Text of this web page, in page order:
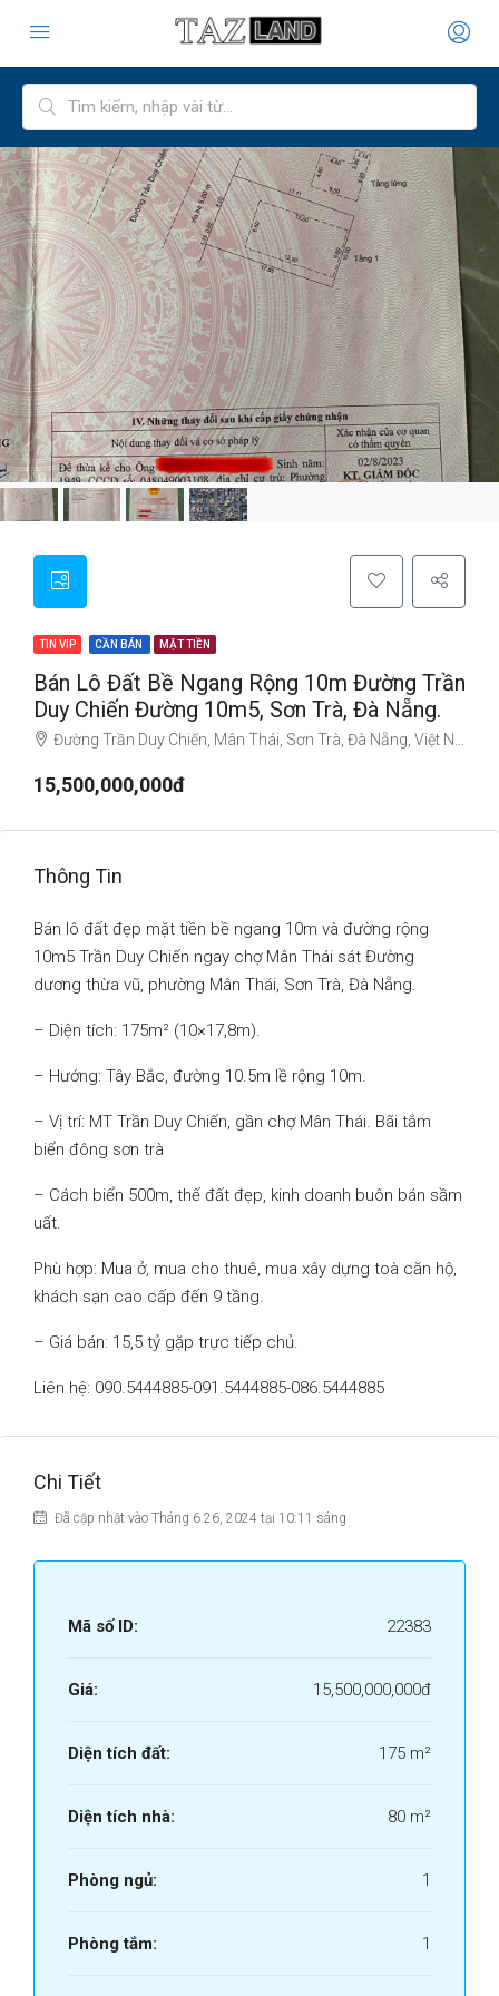
TIN VIP CẦN BÁN MẶT TIỀN
Bán Lô Đất Bề Ngang Rộng 10m Đường Trần
Duy Chiến Đường 10m5, Sơn Trà, Đà Nẵng.
Đường Trần Duy Chiến, Mân Thái, Sơn Trà, Đà Nẵng, Việt Nam
15,500,000,000đ
Thông Tin
Bán lô đất đẹp mặt tiền bề ngang 10m và đường rộng
10m5 Trần Duy Chiến ngay chợ Mân Thái sát Đường
dương thừa vũ, phường Mân Thái, Sơn Trà, Đà Nẵng.
– Diện tích: 175m² (10×17,8m).
– Hướng: Tây Bắc, đường 10.5m lề rộng 10m.
– Vị trí: MT Trần Duy Chiến, gần chợ Mân Thái. Bãi tắm
biển đông sơn trà
– Cách biển 500m, thế đất đẹp, kinh doanh buôn bán sầm
uất.
Phù hợp: Mua ở, mua cho thuê, mua xây dựng toà căn hộ,
khách sạn cao cấp đến 9 tầng.
– Giá bán: 15,5 tỷ gặp trực tiếp chủ.
Liên hệ: 090.5444885-091.5444885-086.5444885
Chi Tiết
Đã cập nhật vào Tháng 6 26, 2024 tại 10:11 sáng
Mã số ID: 22383
Giá: 15,500,000,000đ
Diện tích đất: 175 m²
Diện tích nhà: 80 m²
Phòng ngủ: 1
Phòng tắm: 1